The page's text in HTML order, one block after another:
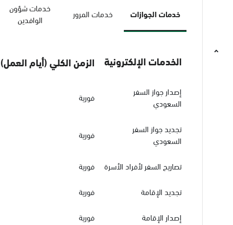
خدمات الجوازات خدمات المرور
خدمات شؤون
الوافدين
الخدمات الإلكترونية الزمن الكلي (أيام العمل)
إصدار جواز السفر
السعودي
فورية
تجديد جواز السفر
السعودي
فورية
تصاريح السفر لأفراد الأسرة فورية
تجديد الإقامة
فورية
إصدار الإقامة
فورية